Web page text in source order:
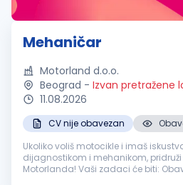
Mehaničar
Motorland d.o.o.
Beograd - Izvan pretražene
11.08.2026
CV nije obavezan
Ukoliko voliš motocikle i imaš
dijagnostikom i mehanikom,
Motorlanda! Vaši zadaci će biti: Obavljanje dijagnostike,